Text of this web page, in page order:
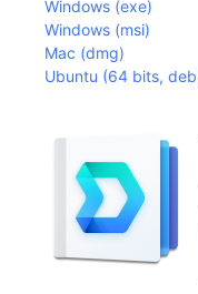
Win­dows (exe)
Win­dows (msi)
Mac (dmg)
Ubun­tu (64 bits,